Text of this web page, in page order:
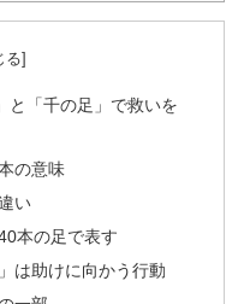
と「千の足」で救いを
の意味
い
本の足で表す
は助けに向かう行動